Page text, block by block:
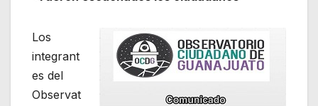
Los
integrant
es del
Observat